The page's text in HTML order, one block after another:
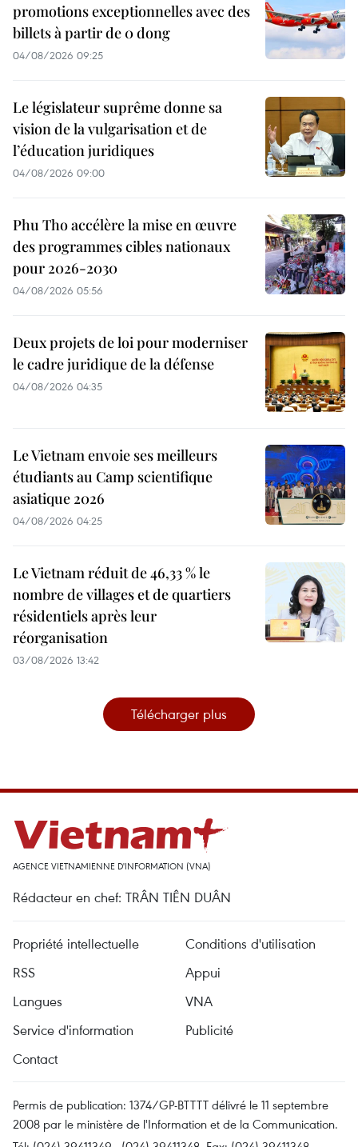
promotions exceptionnelles avec des
billets à partir de 0 dong
04/08/2026 09:25
Le législateur suprême donne sa
vision de la vulgarisation et de
l’éducation juridiques
04/08/2026 09:00
Phu Tho accélère la mise en œuvre
des programmes cibles nationaux
pour 2026-2030
04/08/2026 05:56
Deux projets de loi pour moderniser
le cadre juridique de la défense
04/08/2026 04:35
Le Vietnam envoie ses meilleurs
étudiants au Camp scientifique
asiatique 2026
04/08/2026 04:25
Le Vietnam réduit de 46,33 % le
nombre de villages et de quartiers
résidentiels après leur
réorganisation
03/08/2026 13:42
Télécharger plus
AGENCE VIETNAMIENNE D'INFORMATION (VNA)
Rédacteur en chef: TRÂN TIÊN DUÂN
Propriété intellectuelle
Conditions d'utilisation
RSS
Appui
Langues
VNA
Service d'information
Publicité
Contact
Permis de publication: 1374/GP-BTTTT délivré le 11 septembre
2008 par le ministère de l'Information et de la Communication.